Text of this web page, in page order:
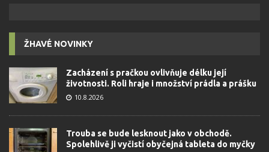
ŽHAVÉ NOVINKY
Zacházení s pračkou ovlivňuje délku její
životnosti. Roli hraje i množství prádla a prášku
10.8.2026
Trouba se bude lesknout jako v obchodě.
Spolehlivě ji vyčistí obyčejná tableta do myčky